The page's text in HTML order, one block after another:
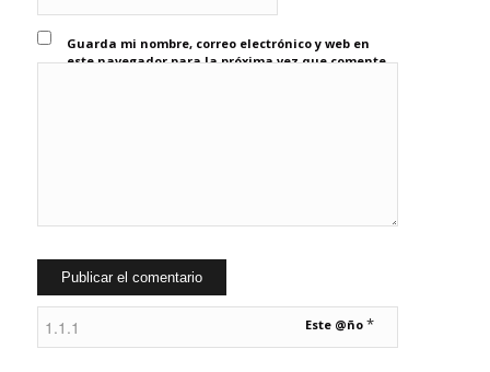
Guarda mi nombre, correo electrónico y web en
este navegador para la próxima vez que comente.
Este @ño *